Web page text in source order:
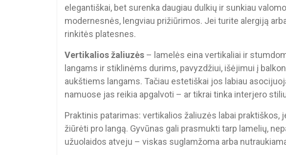
elegantiškai, bet surenka daugiau dulkių ir sunkiau
modernesnės, lengviau prižiūrimos. Jei turite alergiją
rinkitės platesnes.
Vertikalios žaliuzės – lamelės eina vertikaliai ir
langams ir stiklinėms durims, pavyzdžiui, išėjimui į
aukštiems langams. Tačiau estetiškai jos labiau
namuose jas reikia apgalvoti – ar tikrai tinka interjero
Praktinis patarimas: vertikalios žaliuzės labai praktiškos,
žiūrėti pro langą. Gyvūnas gali prasmukti tarp lamelių,
užuolaidos atveju – viskas suglamžoma arba